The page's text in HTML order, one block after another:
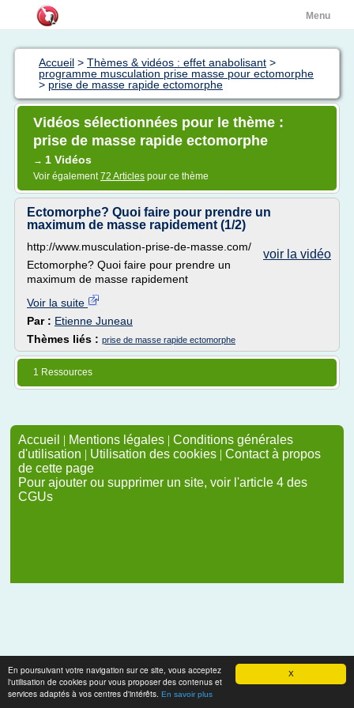
X
En poursuivant votre navigation sur ce site, vous acceptez
l'utilisation de cookies pour vous proposer des contenus et
services adaptés à vos centres d'intérêts. En savoir plus
Menu
Accueil > Thèmes & vidéos : effet anabolisant >
programme musculation prise masse pour ectomorphe
> prise de masse rapide ectomorphe
Vidéos sélectionnées pour le thème :
prise de masse rapide ectomorphe
→ 1 Vidéos
Voir également72 Articles pour ce thème
Ectomorphe? Quoi faire pour prendre un
maximum de masse rapidement (1/2)
voir la vidéo
http://www.musculation-prise-de-masse.com/
Ectomorphe? Quoi faire pour prendre un
maximum de masse rapidement
Voir la suite
Par : Etienne Juneau
Thèmes liés : prise de masse rapide ectomorphe
1 Ressources
Accueil | Mentions légales | Conditions générales
d'utilisation | Utilisation des cookies | Contact à propos
de cette page
Pour ajouter ou supprimer un site, voir l'article 4 des
CGUs